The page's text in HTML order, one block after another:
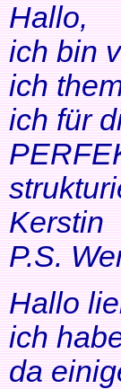
Hallo,
ich bin
ich
ich für
Kerstin
P.S.
Hallo
ich
da